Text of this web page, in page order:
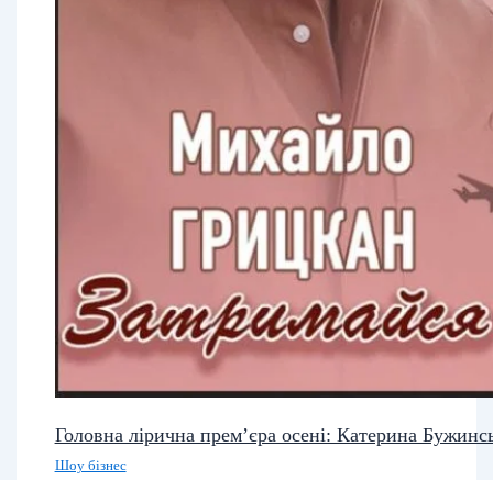
Головна лірична прем’єра осені: Катерина
Шоу бізнес